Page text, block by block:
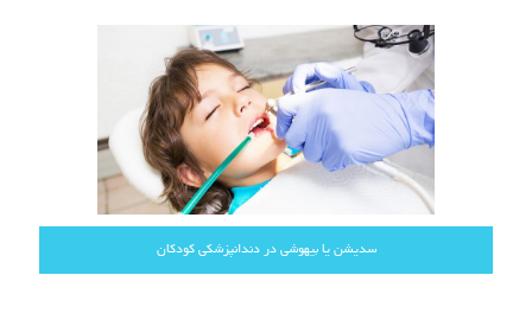
سدیشن یا بیهوشی در دندانپزشکی کودکان